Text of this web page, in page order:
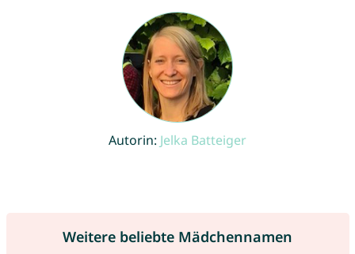
Autorin: Jelka Batteiger
Weitere beliebte Mädchennamen